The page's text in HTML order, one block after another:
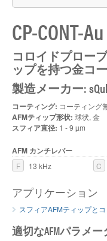
CP-CONT-Au
コロイドプロー
ップを持つ金コ
製造メーカー:
コーティング: コーティング
AFMティップ形状: 球状, 金
スフィア直径: 1 - 9 µm
AFM カンチレバー
F 13 kHz C
アプリケーション
スフィアAFMティップと
適切なAFMパラメ